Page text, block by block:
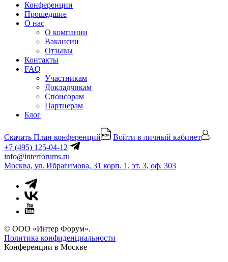
Конференции
Прошедшие
О нас
О компании
Вакансии
Отзывы
Контакты
FAQ
Участникам
Докладчикам
Спонсорам
Партнерам
Блог
Скачать План конференций
Войти в личный кабинет
+7 (495) 125-04-12
info@interforums.ru
Москва, ул. Ибрагимова, 31 корп. 1, эт. 3, оф. 303
© ООО «Интер Форум».
Политика конфиденциальности
Конференции в Москве